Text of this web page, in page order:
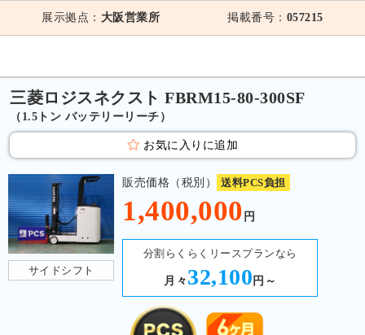
展示拠点： 大阪営業所 掲載番号： 057215
三菱ロジスネクスト FBRM15-80-300SF
（1.5トン バッテリーリーチ）
お気に入りに追加
サイドシフト
販売価格（税別） 送料PCS負担
1,400,000 円
分割らくらくリースプランなら
月々 32,100 円～